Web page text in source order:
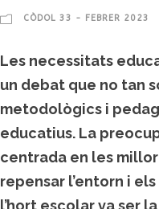
CÒDOL 33 - FEBRER 2023
Les necessitats
un debat que no tan
metodològics i
educatius. La
centrada en les
repensar l’entorn i
l’hort escolar va ser